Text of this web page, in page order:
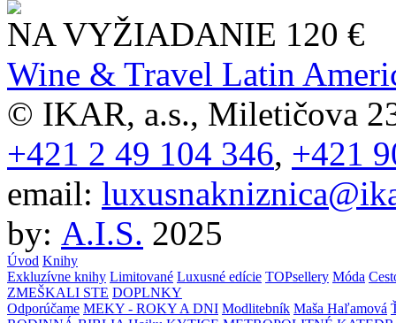
NA VYŽIADANIE 120 €
Wine & Travel Latin
© IKAR, a.s., Miletičova
+421 2 49 104 346, +421
email:
by: A.I.S. 2025
Úvod Knihy
Exkluzívne knihy Limitované Luxusné edície TOPsellery Móda
ZMEŠKALI STE DOPLNKY
Odporúčame MEKY - ROKY A DNI Modlitebník Maša Haľamová